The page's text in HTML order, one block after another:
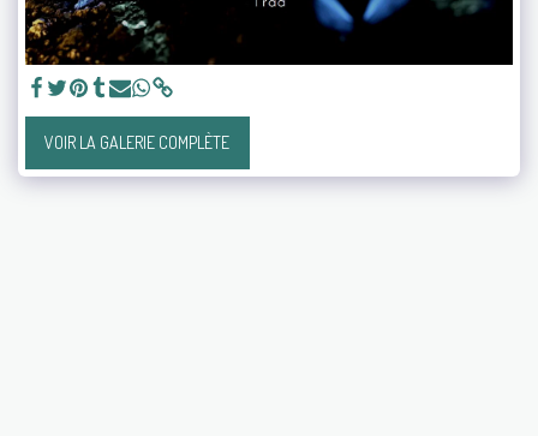
VOIR LA GALERIE COMPLÈTE